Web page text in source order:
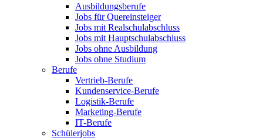
Ausbildungsberufe
Jobs für Quereinsteiger
Jobs mit Realschulabschluss
Jobs mit Hauptschulabschluss
Jobs ohne Ausbildung
Jobs ohne Studium
Berufe
Vertrieb-Berufe
Kundenservice-Berufe
Logistik-Berufe
Marketing-Berufe
IT-Berufe
Schülerjobs